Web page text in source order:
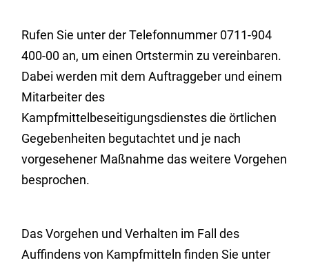
Rufen Sie unter der Telefonnummer 0711-904
400-00 an, um einen Ortstermin zu vereinbaren.
Dabei werden mit dem Auftraggeber und einem
Mitarbeiter des
Kampfmittelbeseitigungsdienstes die örtlichen
Gegebenheiten begutachtet und je nach
vorgesehener Maßnahme das weitere Vorgehen
besprochen.
Das Vorgehen und Verhalten im Fall des
Auffindens von Kampfmitteln finden Sie unter